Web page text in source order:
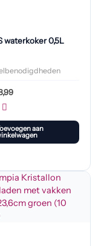
waterkoker 0,5L
aan